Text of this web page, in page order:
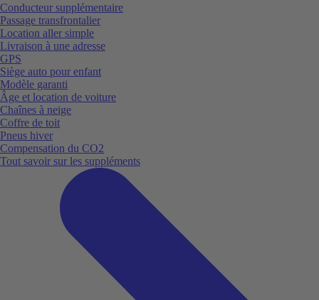
Conducteur supplémentaire
Passage transfrontalier
Location aller simple
Livraison à une adresse
GPS
Siège auto pour enfant
Modèle garanti
Âge et location de voiture
Chaînes à neige
Coffre de toit
Pneus hiver
Compensation du CO2
Tout savoir sur les suppléments